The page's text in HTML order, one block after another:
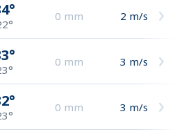
0 mm 2 m/s
0 mm 3 m/s
0 mm 3 m/s